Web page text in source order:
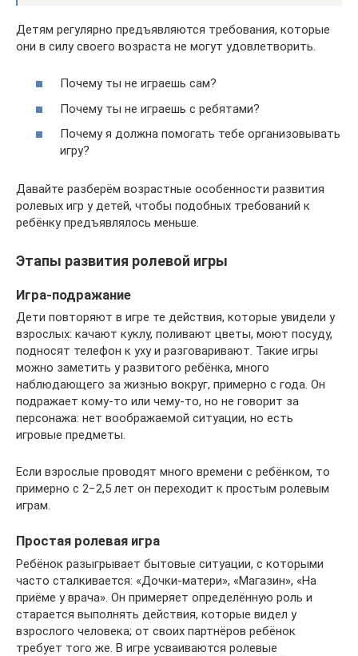
Детям регулярно предъявляются требования, которые
они в силу своего возраста не могут удовлетворить.
Почему ты не играешь сам?
Почему ты не играешь с ребятами?
Почему я должна помогать тебе организовывать
игру?
Давайте разберём возрастные особенности развития
ролевых игр у детей, чтобы подобных требований к
ребёнку предъявлялось меньше.
Этапы развития ролевой игры
Игра-подражание
Дети повторяют в игре те действия, которые увидели у
взрослых: качают куклу, поливают цветы, моют посуду,
подносят телефон к уху и разговаривают. Такие игры
можно заметить у развитого ребёнка, много
наблюдающего за жизнью вокруг, примерно с года. Он
подражает кому-то или чему-то, но не говорит за
персонажа: нет воображаемой ситуации, но есть
игровые предметы.
Если взрослые проводят много времени с ребёнком, то
примерно с 2−2,5 лет он переходит к простым ролевым
играм.
Простая ролевая игра
Ребёнок разыгрывает бытовые ситуации, с которыми
часто сталкивается: «Дочки-матери», «Магазин», «На
приёме у врача». Он примеряет определённую роль и
старается выполнять действия, которые видел у
взрослого человека; от своих партнёров ребёнок
требует того же. В игре усваиваются ролевые